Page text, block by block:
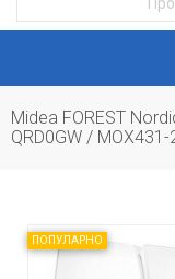
Midea FOREST
QRD0GW /
ПОПУЛАРНО